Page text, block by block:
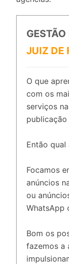
GESTÃO
JUIZ DE
O que
com os
serviços
Então
Focamos
anúncios
ou
WhatsApp
Bom os
fazemos a